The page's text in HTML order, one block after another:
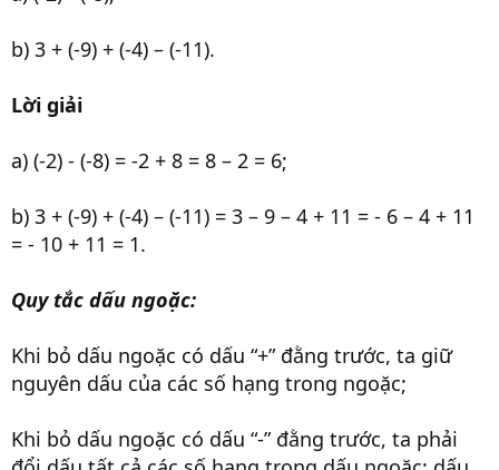
b) 3 + (-9) + (-4) – (-11).
Lời giải
a) (-2) - (-8) = -2 + 8 = 8 – 2 = 6;
b) 3 + (-9) + (-4) – (-11) = 3 – 9 – 4 + 11 = - 6 – 4 + 11
= - 10 + 11 = 1.
Quy tắc dấu ngoặc:
Khi bỏ dấu ngoặc có dấu “+” đằng trước, ta giữ
nguyên dấu của các số hạng trong ngoặc;
Khi bỏ dấu ngoặc có dấu “-” đằng trước, ta phải